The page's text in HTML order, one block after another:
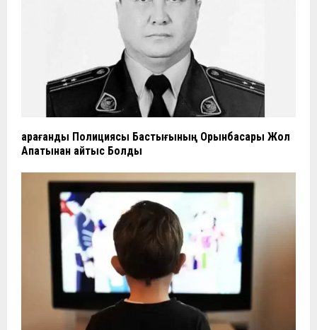
Қарағанды Полициясы Бастығының Орынбасары Жол
Апатынан Қайтыс Болды